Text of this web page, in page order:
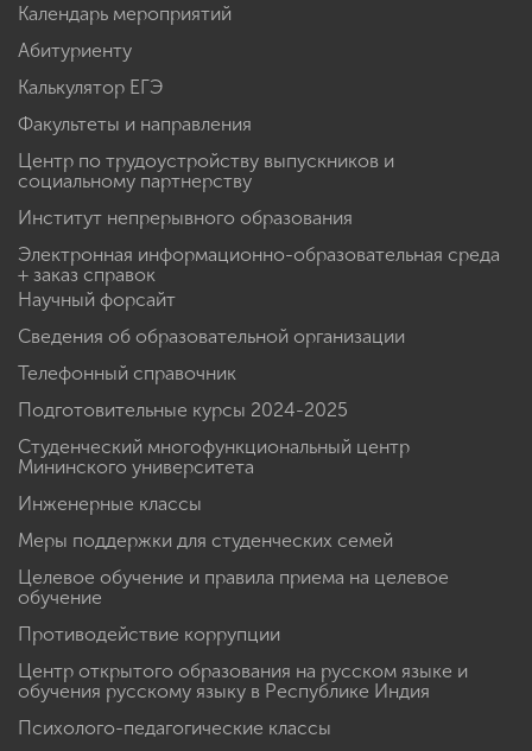
Календарь мероприятий
Абитуриенту
Калькулятор ЕГЭ
Факультеты и направления
Центр по трудоустройству выпускников и
социальному партнерству
Институт непрерывного образования
Электронная информационно-образовательная среда
+ заказ справок
Научный форсайт
Сведения об образовательной организации
Телефонный справочник
Подготовительные курсы 2024-2025
Студенческий многофункциональный центр
Мининского университета
Инженерные классы
Меры поддержки для студенческих семей
Целевое обучение и правила приема на целевое
обучение
Противодействие коррупции
Центр открытого образования на русском языке и
обучения русскому языку в Республике Индия
Психолого-педагогические классы